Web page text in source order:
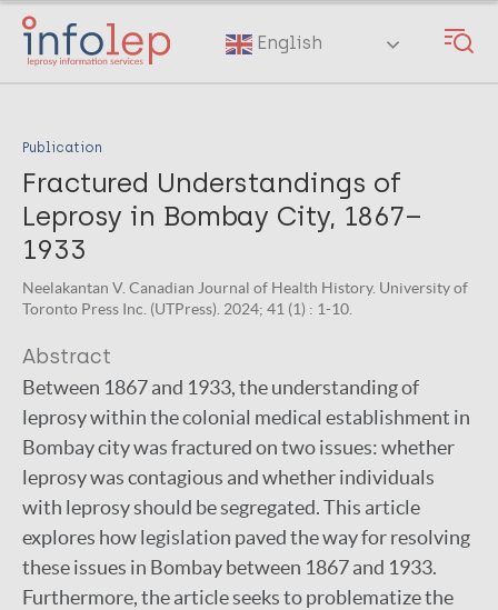
Skip
main
English
Publication
Fractured Understandings of
Leprosy in Bombay City, 1867–
1933
Neelakantan V. Canadian Journal of Health History. University of
Toronto Press Inc. (UTPress). 2024; 41 (1) : 1-10.
Abstract
Between 1867 and 1933, the understanding of
leprosy within the colonial medical establishment in
Bombay city was fractured on two issues: whether
leprosy was contagious and whether individuals
with leprosy should be segregated. This article
explores how legislation paved the way for resolving
these issues in Bombay between 1867 and 1933.
Furthermore, the article seeks to problematize the